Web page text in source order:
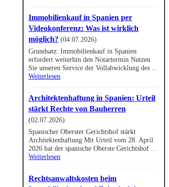
Immobilienkauf in Spanien per
Videokonferenz: Was ist wirklich
möglich? (04.07.2026)
Grundsatz: Immobilienkauf in Spanien
erfordert weiterhin den Notartermin Nutzen
Sie unseren Service der Vollabwicklung des ...
Weiterlesen
Architektenhaftung in Spanien: Urteil
stärkt Rechte von Bauherren
(02.07.2026)
Spanischer Oberster Gerichtshof stärkt
Architektenhaftung Mit Urteil vom 28. April
2026 hat der spanische Oberste Gerichtshof ...
Weiterlesen
Rechtsanwaltskosten beim